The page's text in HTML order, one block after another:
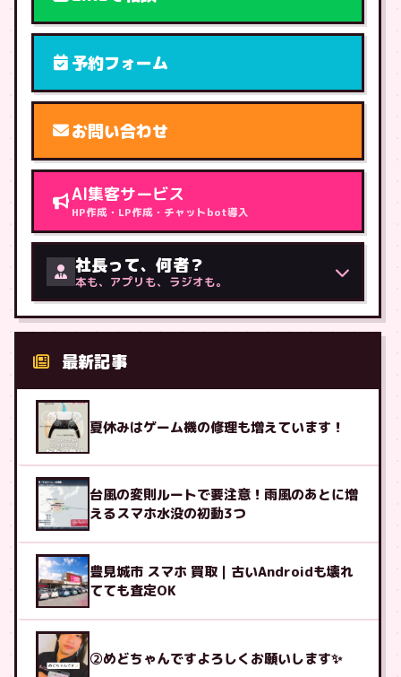
予約フォーム
お問い合わせ
AI集客サービス
HP作成・LP作成・チャットbot導入
社長って、何者？
本も、アプリも、ラジオも。
最新記事
夏休みはゲーム機の修理も増えています！
台風の変則ルートで要注意！雨風のあとに増
えるスマホ水没の初動3つ
豊見城市 スマホ 買取｜古いAndroidも壊れ
てても査定OK
②めどちゃんですよろしくお願いします✨